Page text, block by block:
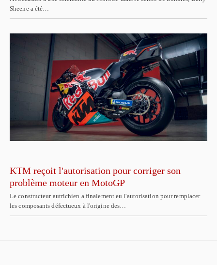
Sheene a été…
KTM reçoit l'autorisation pour corriger son
problème moteur en MotoGP
Le constructeur autrichien a finalement eu l'autorisation pour remplacer
les composants défectueux à l'origine des…